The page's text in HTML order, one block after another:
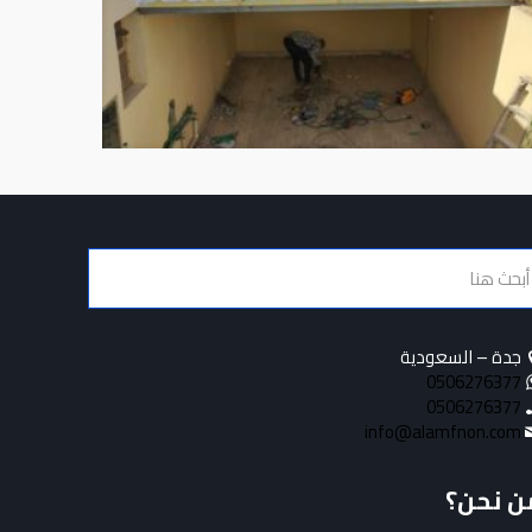
جدة – السعودية
0506276377
0506276377
info@alamfnon.com
نحن؟